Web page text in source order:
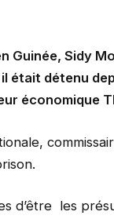
Guinée, Sidy
était détenu
économique
d’être les